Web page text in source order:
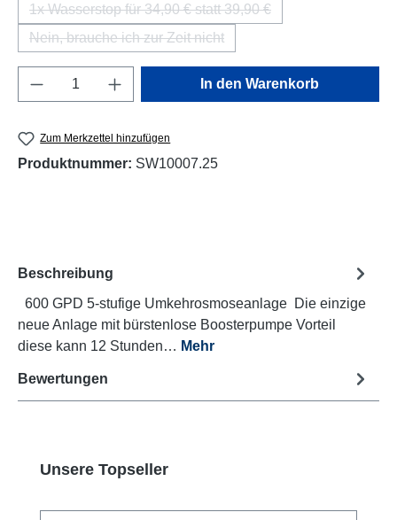
1x Wasserstop für 34,90 € statt 39,90 €
(Diese Option ist zurzeit nicht verfügbar.)
Nein, brauche ich zur Zeit nicht
(Diese Option ist zurzeit nicht verfügbar.)
Produkt Anzahl: Gib den gewünschten
In den Warenkorb
Zum Merkzettel hinzufügen
Produktnummer: SW10007.25
Beschreibung
600 GPD 5-stufige Umkehrosmoseanlage Die einzige
neue Anlage mit bürstenlose Boosterpumpe Vorteil
diese kann 12 Stunden… Mehr
Bewertungen
Produktgalerie überspringen
Unsere Topseller